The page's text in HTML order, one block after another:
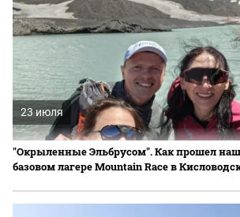
23 июля
"Окрыленные Эльбрусом". Как прошел
базовом лагере Mountain Race в